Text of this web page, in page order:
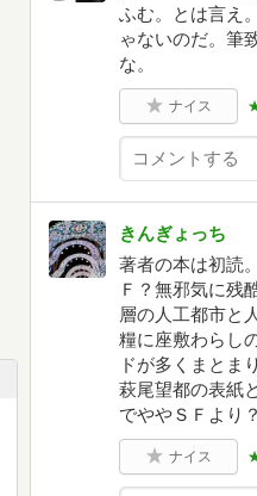
ふむ。とは言え
ゃないのだ。筆
な。
ナイス
きんぎょっち
著者の本は初読
Ｆ？無邪気に残
層の人工都市と
糧に座敷わらし
ドが多くまとま
萩尾望都の表紙
でややＳＦより
ナイス